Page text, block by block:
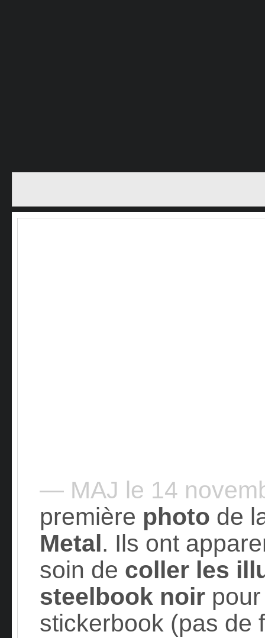
— MAJ le 14
première photo de
Metal . Ils ont
soin de coller les
steelbook noir
stickerbook (pas de